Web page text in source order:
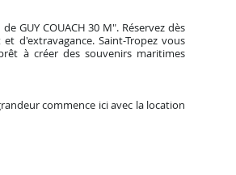
GUY COUACH 30 M". Réservez dès
d'extravagance. Saint-Tropez vous
à créer des souvenirs maritimes
commence ici avec la location